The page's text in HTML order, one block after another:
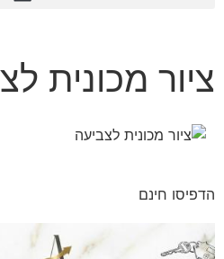
ציור מכונית
הדפיסו חינם